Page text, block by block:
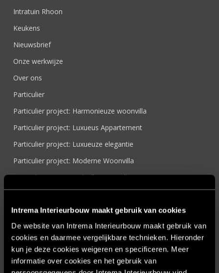
Intrema Interieurbouw maakt gebruik van cookies
De website van Intrema Interieurbouw maakt gebruik van
cookies en daarmee vergelijkbare technieken. Hieronder
kun je deze cookies weigeren en specificeren. Meer
informatie over cookies en het gebruik van
Intratuin Rhoon
Keukens
Nieuwsbrief
Onze werkwijze
Over ons
Particulier
Particulier project: Harmonieuze woonvilla
Particulier project: Luxueus Appartement
Particulier project: Luxueuze elegantie
Particulier project: Moderne Woonvilla
Particulier project: Stijlvolle Woonvilla
Projecten
Referenties
Samenwerken
Sensire